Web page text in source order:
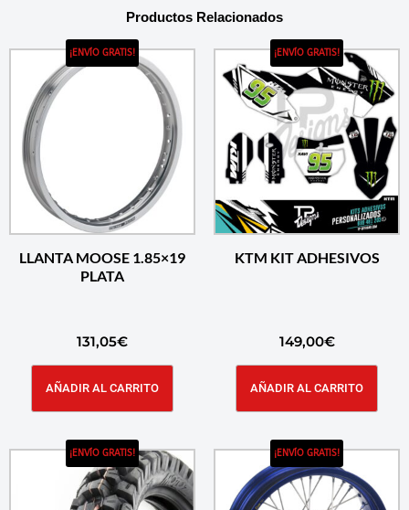
Productos Relacionados
¡ENVÍO GRATIS!
LLANTA MOOSE 1.85×19
PLATA
131,05€
AÑADIR AL CARRITO
¡ENVÍO GRATIS!
KTM KIT ADHESIVOS
149,00€
AÑADIR AL CARRITO
¡ENVÍO GRATIS! ¡ENVÍO GRATIS!